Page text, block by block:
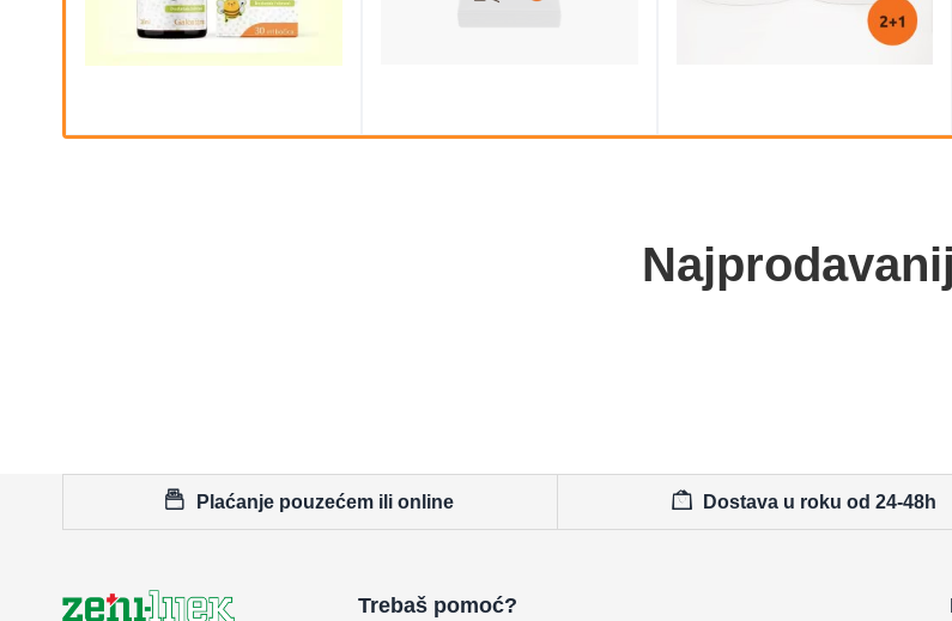
Plaćanje pouzećem ili online Dostava u roku od 24-48h
Trebaš pomoć?